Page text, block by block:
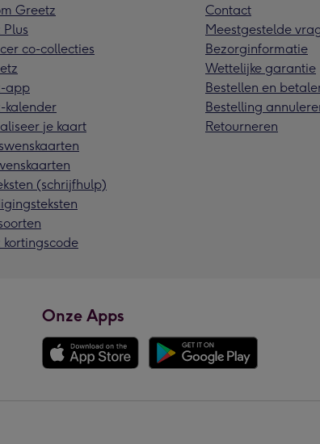
Greetz
co-collecties
app
kalender
je kaart
(schrijfhulp)
kortingscode
Contact
Meestgestelde
Bezorginformatie
Wettelijke garantie
Bestellen en
Bestelling
Retourneren
Onze Apps